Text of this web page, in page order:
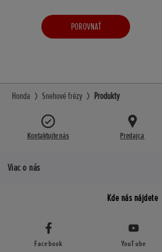
POROVNAŤ
Honda Snehové frézy Produkty
Kontaktujte nás Predajca
Viac o nás
Kde nás nájdete
Facebook YouTube